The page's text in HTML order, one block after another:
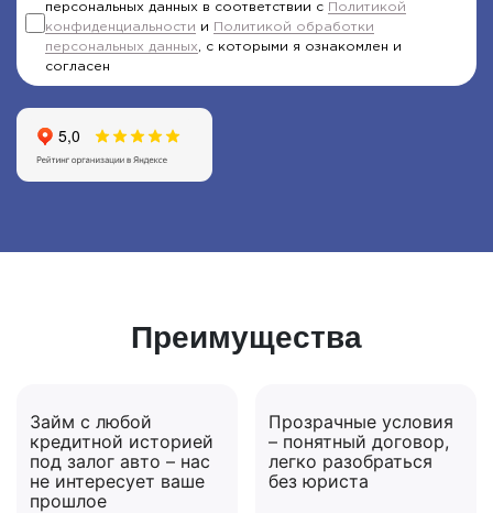
персональных данных в соответствии с Политикой
конфиденциальности и
Политикой обработки
персональных данных , с которыми я ознакомлен и
согласен
Преимущества
Займ с любой
кредитной историей
под залог авто – нас
не интересует ваше
прошлое
Прозрачные условия
– понятный договор,
легко разобраться
без юриста